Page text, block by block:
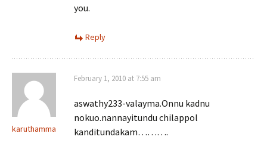
you.
Reply
karuthamma
February 1, 2010 at 7:55 am
aswathy233-valayma.Onnu kadnu
nokuo.nannayitundu chilappol
kanditundakam……….